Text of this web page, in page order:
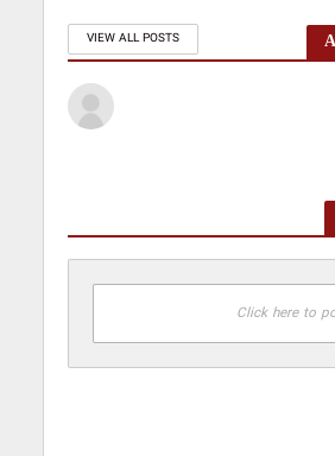
VIEW ALL POSTS
Click here to